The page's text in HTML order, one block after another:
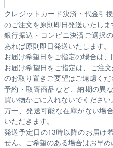
クレジットカード決済・代金引
のご注文を原則即日発送いたしま
銀行振込・コンビニ決済ご選択
あれば原則即日発送いたします。
お届け希望日をご指定の場合は、
お届け希望日をご指定は、ご注
のお取り置きご要望はご遠慮くだ
予約・取寄商品など、納期の異
買い物かごに入れないでください。
万一、発送可能な在庫がない場
いただきます。
発送予定日の13時以降のお届け
せん。ご希望のある場合はお早め